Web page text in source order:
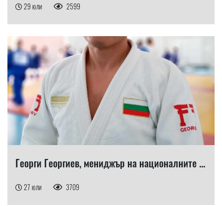
29 юли 2599
Георги Георгиев, мениджър на националните ...
27 юли 3709